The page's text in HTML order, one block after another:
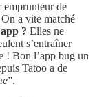
emprunteur de
a vite matché
? Elles ne
s’entraîner
! Bon l’app bug un
Tatoo a de
”.